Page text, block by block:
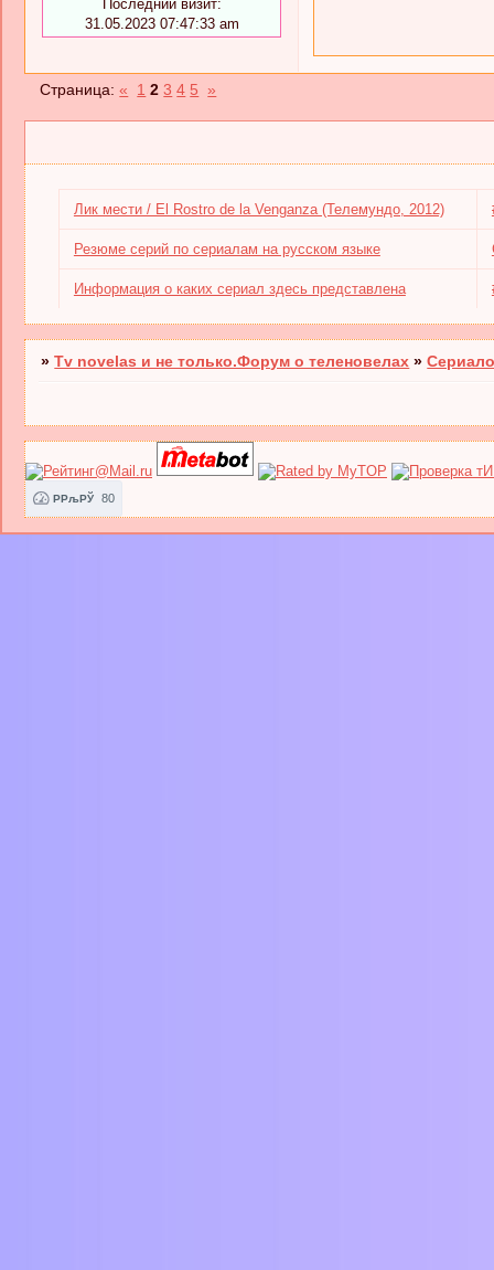
Последний визит:
31.05.2023 07:47:33 am
Страница:« 1 2 3 4 5 »
Лик мести / El Rostro de la Venganza (Телемундо, 2012)
Резюме серий по сериалам на русском языке
Информация о каких сериал здесь представлена
»Tv novelas и не только.Форум о теленовелах »
РРљРЎ 80